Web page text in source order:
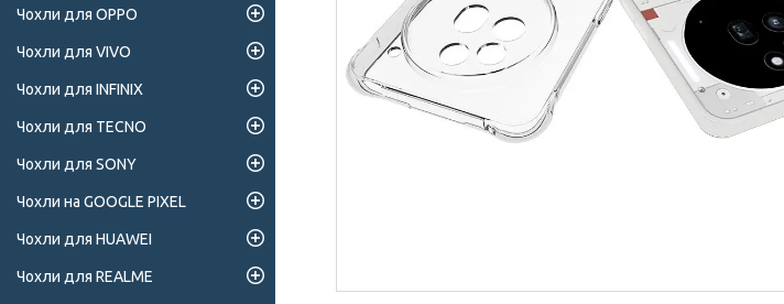
Чохли для OPPO
Чохли для VIVO
Чохли для INFINIX
Чохли для TECNO
Чохли для SONY
Чохли на GOOGLE PIXEL
Чохли для HUAWEI
Чохли для REALME